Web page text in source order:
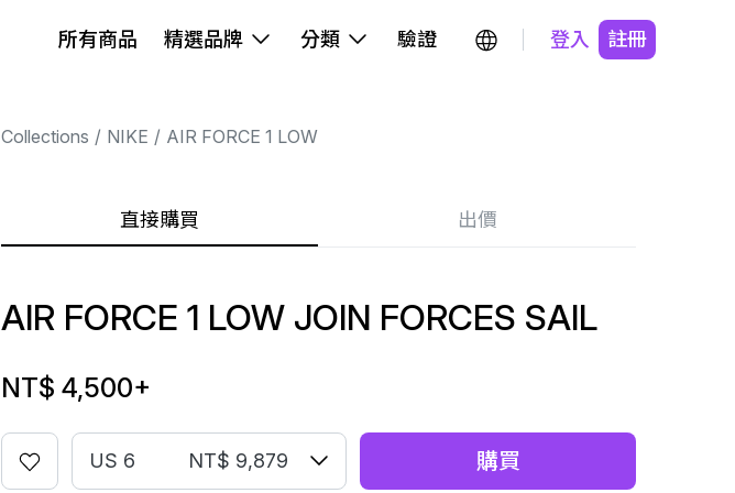
所有商品 精選品牌 分類 驗證 登入 註冊
Collections NIKE AIR FORCE 1 LOW
直接購買 出價
AIR FORCE 1 LOW JOIN FORCES SAIL
NT$ 4,500+
US 6 NT$ 9,879 購買